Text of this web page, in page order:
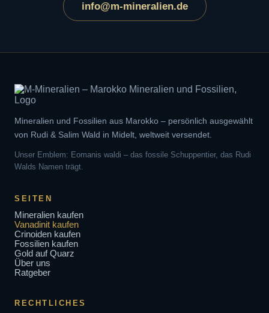
info@m-mineralien.de
Mineralien und Fossilien aus Marokko – persönlich ausgewählt
von Rudi & Salim Wald in Midelt, weltweit versendet.
Unser Emblem: Eomanis waldi – das fossile Schuppentier, das Rudi
Walds Namen trägt.
SEITEN
Mineralien kaufen
Vanadinit kaufen
Crinoiden kaufen
Fossilien kaufen
Gold auf Quarz
Über uns
Ratgeber
RECHTLICHES